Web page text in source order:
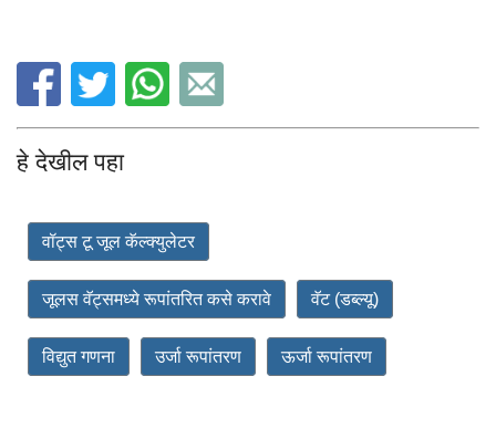
हे देखील पहा
वॉट्स टू जूल कॅल्क्युलेटर
जूलस वॅट्समध्ये रूपांतरित कसे करावे वॅट (डब्ल्यू)
विद्युत गणना उर्जा रूपांतरण ऊर्जा रूपांतरण